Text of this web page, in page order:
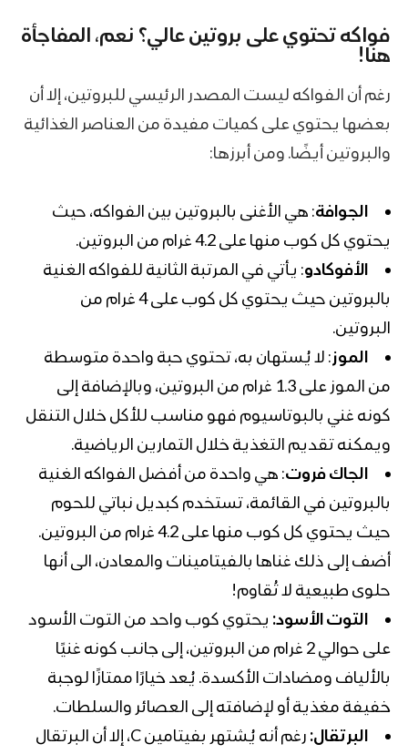
فواكه تحتوي على بروتينعالي؟ نعم، المفاجأة
هنا!
رغم أن الفواكه ليست المصدر الرئيسي للبروتين، إلا أن
بعضها يحتوي على كميات مفيدة من العناصر الغذائية
والبروتين أيضًا. ومن أبرزها:
الجوافة: هي الأغنى بالبروتين بين الفواكه، حيث
يحتوي كل كوب منها على 4.2 غرام من البروتين.
الأفوكادو: يأتي في المرتبة الثانية للفواكه الغنية
بالبروتين حيث يحتوي كل كوب على 4 غرام من
البروتين.
الموز: لا يُستهان به، تحتوي حبة واحدة متوسطة
من الموز على 1.3 غرام من البروتين، وبالإضافة إلى
كونه غني بالبوتاسيوم فهو مناسب للأكل خلال التنقل
ويمكنه تقديم التغذية خلال التمارين الرياضية.
الجاك فروت: هي واحدة من أفضل الفواكه الغنية
بالبروتين في القائمة، تستخدم كبديل نباتي للحوم
حيث يحتوي كل كوب منها على 4.2 غرام من البروتين.
أضف إلى ذلك غناها بالفيتامينات والمعادن، الى أنها
حلوى طبيعية لا تُقاوم!
التوت الأسود: يحتوي كوب واحد من التوت الأسود
على حوالي 2 غرام من البروتين، إلى جانب كونه غنيًا
بالألياف ومضادات الأكسدة. يُعد خيارًا ممتازًا لوجبة
خفيفة مغذية أو لإضافته إلى العصائر والسلطات.
البرتقال: رغم أنه يُشتهر بفيتامين C،
إلا أن البرتقال